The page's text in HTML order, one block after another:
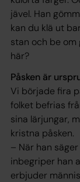
jävel. Han
kan du klä ut
stan och be om
här?
Påsken är
Vi började fira
folket befrias
sina lärjungar,
kristna påsken.
– När han
inbegriper han
erbjuder